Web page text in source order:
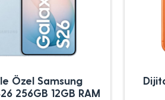
Özel Samsung
256GB 12GB RAM